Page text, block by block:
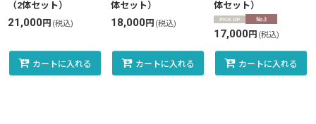
（2体セット）
21,000円 (税込)
カートに入れる
体セット）
18,000円 (税込)
カートに入れる
体セット）
17,000円 (税込)
カートに入れる